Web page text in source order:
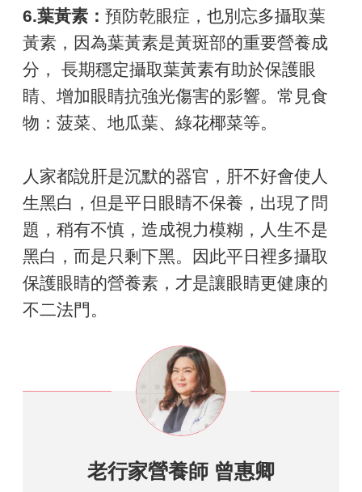
6.葉黃素： 預防乾眼症，也別忘多攝取葉
黃素，因為葉黃素是黃斑部的重要營養成
分， 長期穩定攝取葉黃素有助於保護眼
睛、增加眼睛抗強光傷害的影響。常見食
物：菠菜、地瓜葉、綠花椰菜等。
人家都說肝是沉默的器官，肝不好會使人
生黑白，但是平日眼睛不保養，出現了問
題，稍有不慎，造成視力模糊，人生不是
黑白，而是只剩下黑。因此平日裡多攝取
保護眼睛的營養素，才是讓眼睛更健康的
不二法門。
老行家營養師 曾惠卿